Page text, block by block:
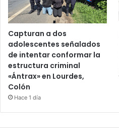
Capturan a dos
adolescentes señalados
de intentar conformar la
estructura criminal
«Ántrax» en Lourdes,
Colón
Hace 1 día